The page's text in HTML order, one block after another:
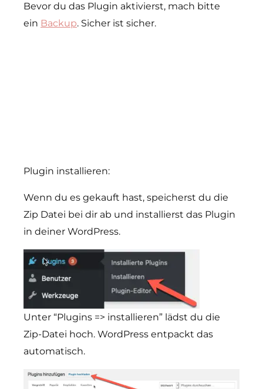
Bevor du das Plugin aktivierst, mach bitte
ein Backup. Sicher ist sicher.
Plugin installieren:
Wenn du es gekauft hast, speicherst du die
Zip Datei bei dir ab und installierst das Plugin
in deiner WordPress.
Unter “Plugins => installieren” lädst du die
Zip-Datei hoch. WordPress entpackt das
automatisch.